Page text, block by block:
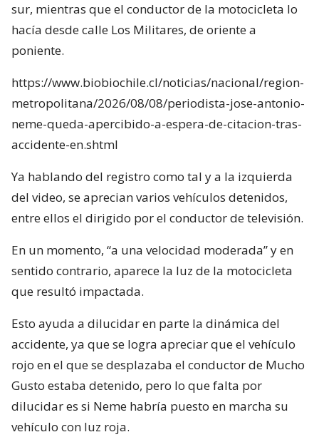
sur, mientras que el conductor de la motocicleta lo
hacía desde calle Los Militares, de oriente a
poniente.
https://www.biobiochile.cl/noticias/nacional/region-
metropolitana/2026/08/08/periodista-jose-antonio-
neme-queda-apercibido-a-espera-de-citacion-tras-
accidente-en.shtml
Ya hablando del registro como tal y a la izquierda
del video, se aprecian varios vehículos detenidos,
entre ellos el dirigido por el conductor de televisión.
En un momento, “a una velocidad moderada” y en
sentido contrario, aparece la luz de la motocicleta
que resultó impactada.
Esto ayuda a dilucidar en parte la dinámica del
accidente, ya que se logra apreciar que el vehículo
rojo en el que se desplazaba el conductor de Mucho
Gusto estaba detenido, pero lo que falta por
dilucidar es si Neme habría puesto en marcha su
vehículo con luz roja.